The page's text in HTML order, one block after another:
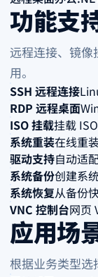
功能支
远程连接、镜像
用。
SSH 远程连接
RDP 远程桌面
ISO 挂载挂载
系统重装在线重
驱动支持自动适
系统备份创建系
系统恢复从备份
VNC 控制台网页
应用场
根据业务类型选